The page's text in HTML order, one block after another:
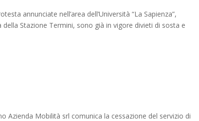
annunciate nell’area dell’Università “La Sapienza”,
Stazione Termini, sono già in vigore divieti di sosta e
Azienda Mobilità srl comunica la cessazione del servizio di